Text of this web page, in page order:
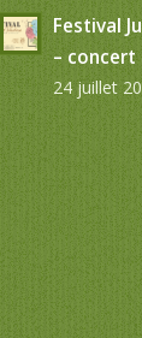
Festival
– concert
24 juillet